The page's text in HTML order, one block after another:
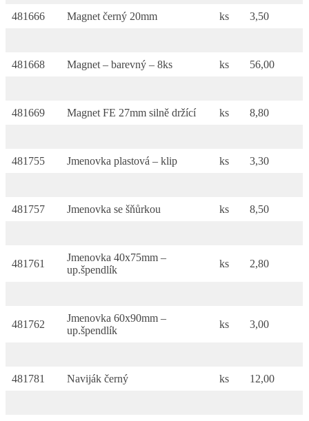
481666 Magnet černý 20mm ks 3,50
481668 Magnet – barevný – 8ks ks 56,00
481669 Magnet FE 27mm silně držící ks 8,80
481755 Jmenovka plastová – klip ks 3,30
481757 Jmenovka se šňůrkou ks 8,50
481761
Jmenovka 40x75mm –
up.špendlík
ks 2,80
481762
Jmenovka 60x90mm –
up.špendlík
ks 3,00
481781 Naviják černý ks 12,00